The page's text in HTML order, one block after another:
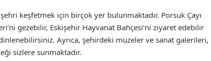
keşfetmek için birçok yer bulunmaktadır. Porsuk Çayı
gezebilir, Eskişehir Hayvanat Bahçesi’ni ziyaret edebilir
dinlenebilirsiniz. Ayrıca, şehirdeki müzeler ve sanat galerileri,
sizlere sunmaktadır.